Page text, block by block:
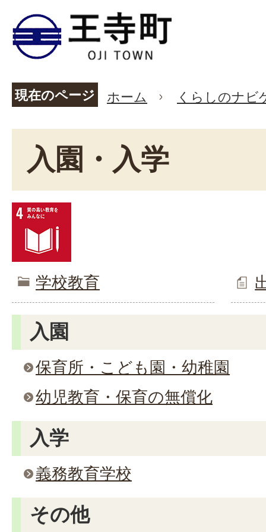
現在のページ ホーム くらしのナビ
入園・入学
学校教育
入園
保育所・こども園・幼稚園
幼児教育・保育の無償化
入学
義務教育学校
その他